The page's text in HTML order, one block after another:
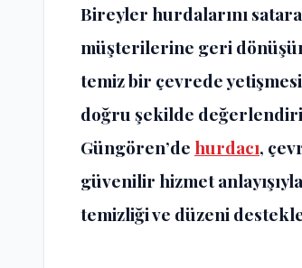
Bireyler hurdalarını
müşterilerine geri
temiz bir çevrede
doğru şekilde
Güngören’de hurdacı,
güvenilir hizmet
temizliği ve düzeni